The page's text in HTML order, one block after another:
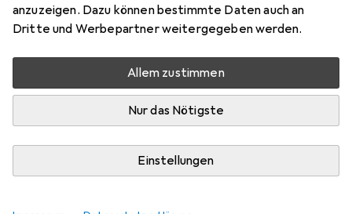
anzuzeigen. Dazu können bestimmte Daten auch an
Dritte und Werbepartner weitergegeben werden.
Allem zustimmen
Nur das Nötigste
Einstellungen
Testberichte
1 Test
Aktuell nicht lieferbar
Benachrichtigen, wenn lieferbar